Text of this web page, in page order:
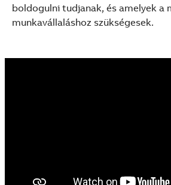
boldogulni tudjanak, és amelyek a
munkavállaláshoz szükségesek.